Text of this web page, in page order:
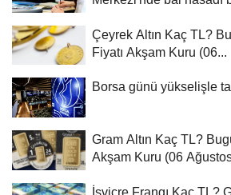
Çeyrek Altın Kaç TL?
Fiyatı Akşam Kuru (06...
Borsa günü yükselişle
Gram Altın Kaç TL?
Akşam Kuru (06
İsviçre Frangı Kaç TL?